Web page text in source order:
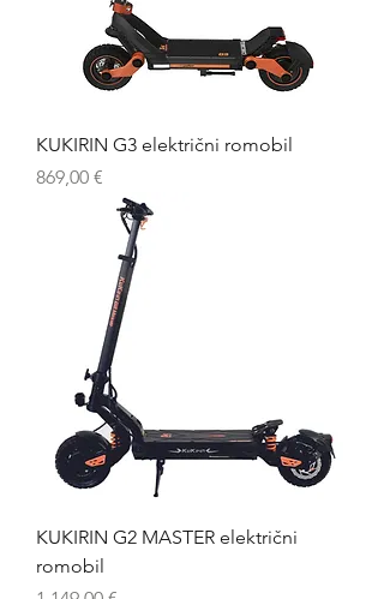
KUKIRIN G3 električni romobil
Cijena
869,00 €
KUKIRIN G2 MASTER električni
romobil